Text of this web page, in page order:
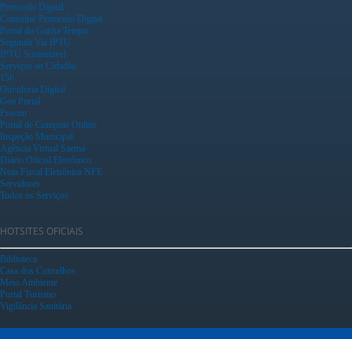
Protocolo Digital
Consultar Protocolo Digital
Portal do Ganha Tempo
Segunda Via IPTU
IPTU Sustentável
Serviços ao Cidadão
156
Ouvidoria Digital
Geo Portal
Procon
Portal de Compras Online
Inspeção Municipal
Agência Virtual Saema
Diário Oficial Eletrônico
Nota Fiscal Eletrônica NFE
Servidores
Todos os Serviços
HOTSITES OFICIAIS
Biblioteca
Casa dos Conselhos
Meio Ambiente
Portal Turismo
Vigilância Sanitária